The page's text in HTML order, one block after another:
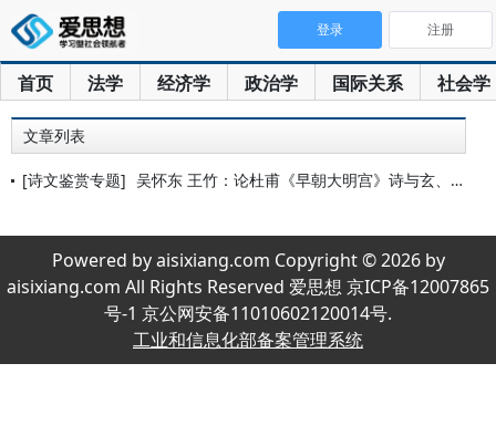
首页 法学 经济学 政治学 国际关系 社会学
登录 注册
文章列表
[诗文鉴赏专题] 吴怀东 王竹：论杜甫《早朝大明宫》诗与玄、肃二帝之争
Powered by aisixiang.com Copyright © 2026 by
aisixiang.com All Rights Reserved 爱思想 京ICP备12007865
号-1 京公网安备11010602120014号.
工业和信息化部备案管理系统